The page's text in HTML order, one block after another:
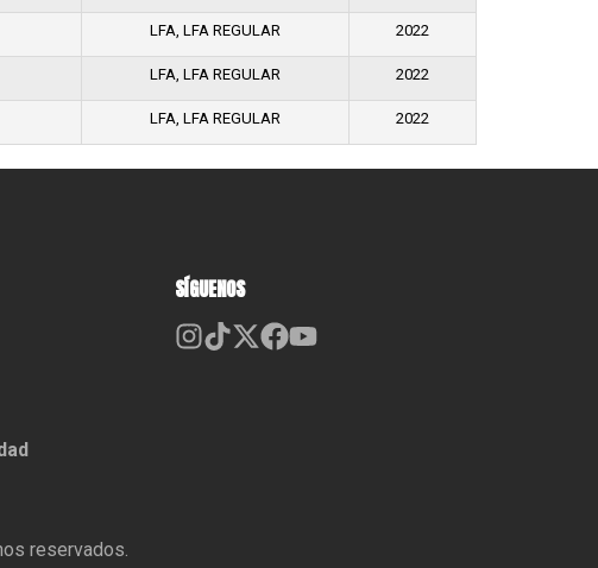
LFA, LFA REGULAR 2022
LFA, LFA REGULAR 2022
LFA, LFA REGULAR 2022
SÍGUENOS
reservados.